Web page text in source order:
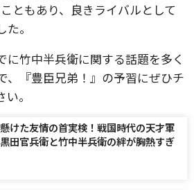
ともあり、良きライバルとして
。
に竹中半兵衛に関する話題を多く
、『豊臣兄弟！』の予習にぜひチ
。
けた友情の首実検！戦国時代の天才軍
田官兵衛と竹中半兵衛の絆が胸熱すぎ